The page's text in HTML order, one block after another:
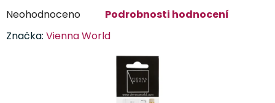
Průměrné
produktu
Neohodnoceno
Podrobnosti hodnocení
Značka: Vienna World